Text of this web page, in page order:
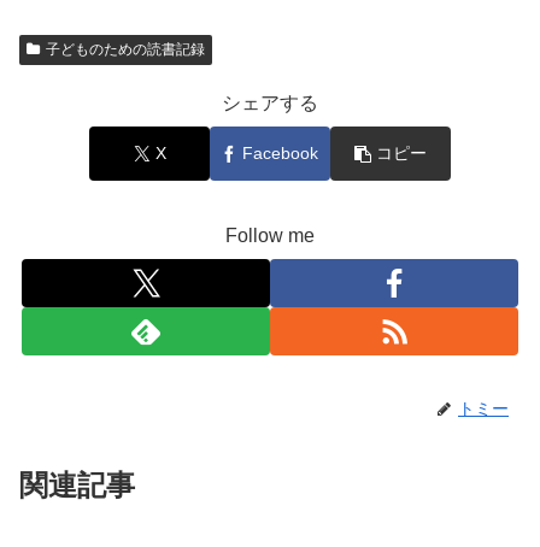
子どものための読書記録
シェアする
X Facebook コピー
Follow me
トミー
関連記事